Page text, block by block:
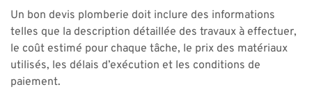
Un bon devis plomberie doit inclure des informations
telles que la description détaillée des travaux à effectuer,
le coût estimé pour chaque tâche, le prix des matériaux
utilisés, les délais d’exécution et les conditions de
paiement.